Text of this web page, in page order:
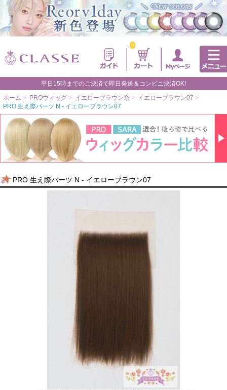
0
平日15時までのご決済で即日発送＆コンビニ決済OK!
ホーム > PROウィッグ > イエローブラウン系 > イエローブラウン07 >
PRO 生え際パーツ N - イエローブラウン07
PRO 生え際パーツ N - イエローブラウン07